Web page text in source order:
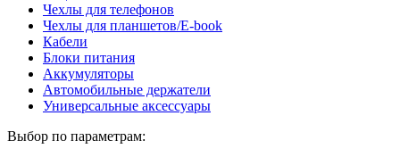
Чехлы для телефонов
Чехлы для планшетов/E-book
Кабели
Блоки питания
Аккумуляторы
Автомобильные держатели
Универсальные аксессуары
Выбор по параметрам: